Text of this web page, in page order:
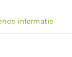
informatie